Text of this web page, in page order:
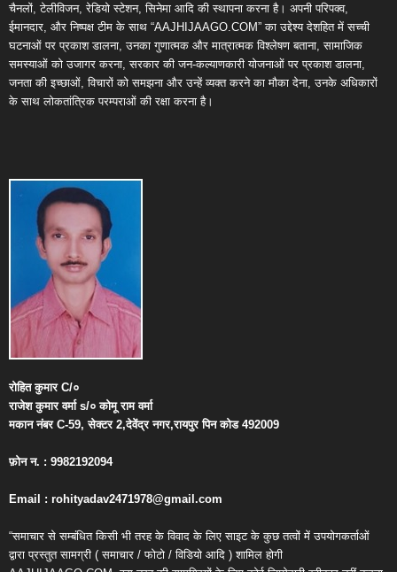
चैनलों, टेलीविजन, रेडियो स्टेशन, सिनेमा आदि की स्थापना करना है। अपनी परिपक्व,
ईमानदार, और निष्पक्ष टीम के साथ “AAJHIJAAGO.COM” का उद्देश्य देशहित में सच्ची
घटनाओं पर प्रकाश डालना, उनका गुणात्मक और मात्रात्मक विश्लेषण बताना, सामाजिक
समस्याओं को उजागर करना, सरकार की जन-कल्याणकारी योजनाओं पर प्रकाश डालना,
जनता की इच्छाओं, विचारों को समझना और उन्हें व्यक्त करने का मौका देना, उनके अधिकारों
के साथ लोकतांत्रिक परम्पराओं की रक्षा करना है।
रोहित कुमारC/०
राजेश कुमार वर्माs/० कोमू राम वर्मा
मकान नंबरC-59,सेक्टर2,देवेंद्र नगर,रायपुर पिन कोड492009
फ़ोन न. : 9982192094
Email : rohityadav2471978@gmail.com
“समाचार से सम्बंधित किसी भी तरह के विवाद के लिए साइट के कुछ तत्वों में उपयोगकर्ताओं
द्वारा प्रस्तुत सामग्री ( समाचार / फोटो / विडियो आदि ) शामिल होगी